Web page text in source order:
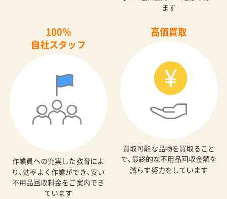
ます
100%
自社スタッフ
作業員への充実した教育によ
り、効率よく作業ができ、安い
不用品回収料金をご案内でき
ています
高価買取
買取可能な品物を買取ること
で、最終的な不用品回収金額を
減らす努力をしています